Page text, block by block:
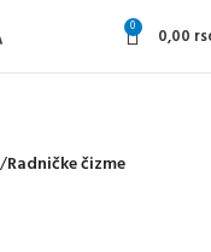
0 0,00
Radničke čizme